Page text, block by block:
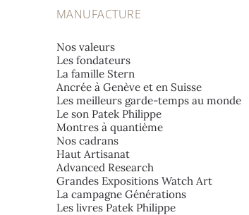
MANUFACTURE
Nos valeurs
Les fondateurs
La famille Stern
Ancrée à Genève et en Suisse
Les meilleurs garde-temps au monde
Le son Patek Philippe
Montres à quantième
Nos cadrans
Haut Artisanat
Advanced Research
Grandes Expositions Watch Art
La campagne Générations
Les livres Patek Philippe